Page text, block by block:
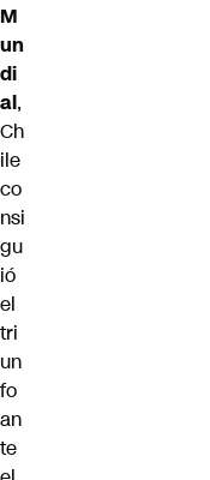
M
un
di
al,
Ch
ile
co
nsi
gu
ió
el
tri
un
fo
an
te